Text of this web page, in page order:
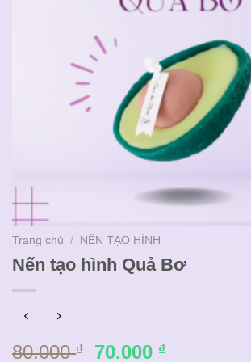
Trang chủ / NẾN TẠO HÌNH
Nến tạo hình Quả Bơ
80.000₫
Giá
70.000 ₫Giá